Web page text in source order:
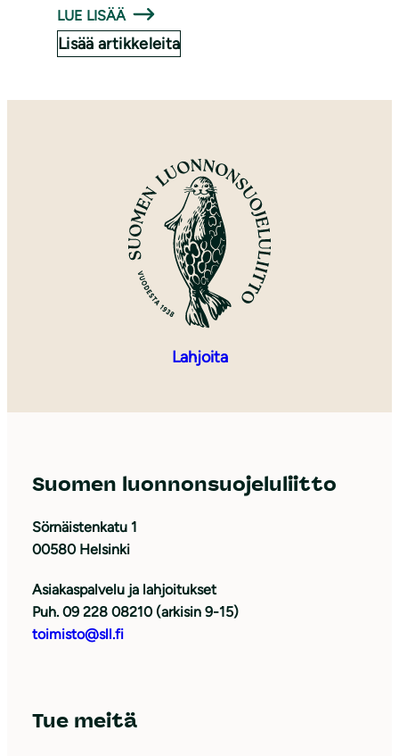
LUE LISÄÄ
Lisää artikkeleita
Lahjoita
Suomen luonnonsuojeluliitto
Sörnäistenkatu 1
00580 Helsinki
Asiakaspalvelu ja lahjoitukset
Puh. 09 228 08210 (arkisin 9-15)
toimisto@sll.fi
Tue meitä